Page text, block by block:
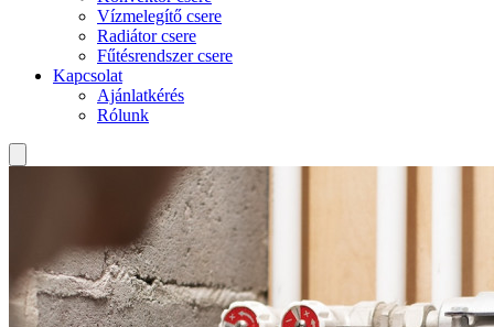
Vízmelegítő csere
Radiátor csere
Fűtésrendszer csere
Kapcsolat
Ajánlatkérés
Rólunk